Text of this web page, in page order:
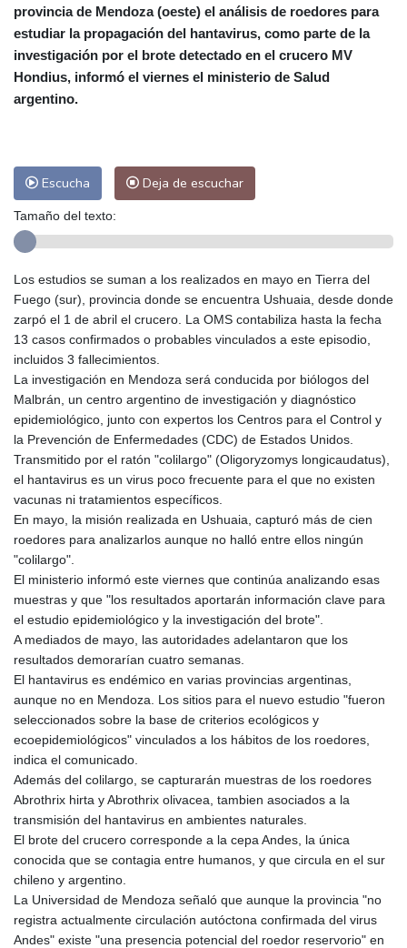
provincia de Mendoza (oeste) el análisis de roedores para
estudiar la propagación del hantavirus, como parte de la
investigación por el brote detectado en el crucero MV
Hondius, informó el viernes el ministerio de Salud
argentino.
Escucha Deja de escuchar
Tamaño del texto:
Los estudios se suman a los realizados en mayo en Tierra del
Fuego (sur), provincia donde se encuentra Ushuaia, desde donde
zarpó el 1 de abril el crucero. La OMS contabiliza hasta la fecha
13 casos confirmados o probables vinculados a este episodio,
incluidos 3 fallecimientos.
La investigación en Mendoza será conducida por biólogos del
Malbrán, un centro argentino de investigación y diagnóstico
epidemiológico, junto con expertos los Centros para el Control y
la Prevención de Enfermedades (CDC) de Estados Unidos.
Transmitido por el ratón "colilargo" (Oligoryzomys longicaudatus),
el hantavirus es un virus poco frecuente para el que no existen
vacunas ni tratamientos específicos.
En mayo, la misión realizada en Ushuaia, capturó más de cien
roedores para analizarlos aunque no halló entre ellos ningún
"colilargo".
El ministerio informó este viernes que continúa analizando esas
muestras y que "los resultados aportarán información clave para
el estudio epidemiológico y la investigación del brote".
A mediados de mayo, las autoridades adelantaron que los
resultados demorarían cuatro semanas.
El hantavirus es endémico en varias provincias argentinas,
aunque no en Mendoza. Los sitios para el nuevo estudio "fueron
seleccionados sobre la base de criterios ecológicos y
ecoepidemiológicos" vinculados a los hábitos de los roedores,
indica el comunicado.
Además del colilargo, se capturarán muestras de los roedores
Abrothrix hirta y Abrothrix olivacea, tambien asociados a la
transmisión del hantavirus en ambientes naturales.
El brote del crucero corresponde a la cepa Andes, la única
conocida que se contagia entre humanos, y que circula en el sur
chileno y argentino.
La Universidad de Mendoza señaló que aunque la provincia "no
registra actualmente circulación autóctona confirmada del virus
Andes" existe "una presencia potencial del roedor reservorio" en